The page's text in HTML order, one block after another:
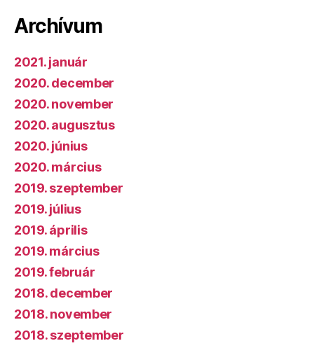
Archívum
2021. január
2020. december
2020. november
2020. augusztus
2020. június
2020. március
2019. szeptember
2019. július
2019. április
2019. március
2019. február
2018. december
2018. november
2018. szeptember